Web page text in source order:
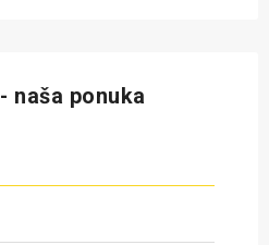
naša ponuka